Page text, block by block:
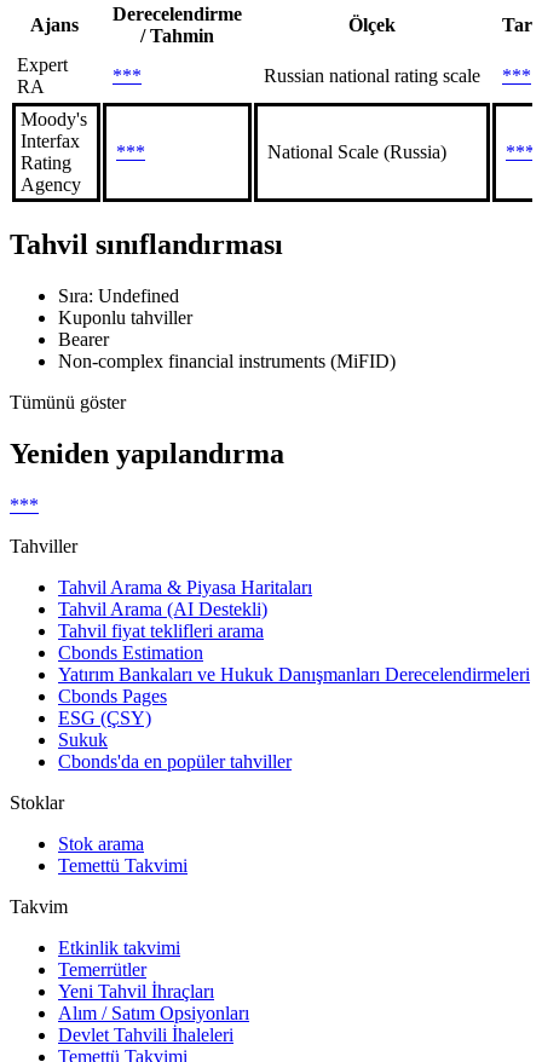
Ajans
Derecelendirme
/ Tahmin
Ölçek
Expert
RA
*** Russian national rating scale ***
Moody's
Interfax
Rating
Agency
*** National Scale (Russia) ***
Tahvil sınıflandırması
Sıra: Undefined
Kuponlu tahviller
Bearer
Non-complex financial instruments (MiFID)
Tümünü göster
Yeniden yapılandırma
***
Tahviller
Tahvil Arama & Piyasa Haritaları
Tahvil Arama (AI Destekli)
Tahvil fiyat teklifleri arama
Cbonds Estimation
Yatırım Bankaları ve Hukuk Danışmanları Derecelendirmeleri
Cbonds Pages
ESG (ÇSY)
Sukuk
Cbonds'da en popüler tahviller
Stoklar
Stok arama
Temettü Takvimi
Takvim
Etkinlik takvimi
Temerrütler
Yeni Tahvil İhraçları
Alım / Satım Opsiyonları
Devlet Tahvili İhaleleri
Temettü Takvimi